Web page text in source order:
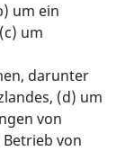
um ein
um
darunter
(d) um
von
von